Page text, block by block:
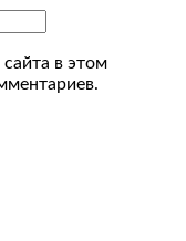
в этом